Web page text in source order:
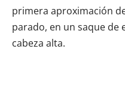
primera aproximación
parado, en un saque de
cabeza alta.